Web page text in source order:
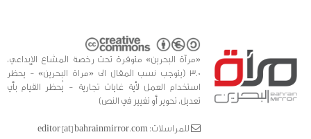
«مرآة البحرين» متوفرة تحت رخصة المشاع الإبداعي،
3.0 (يتوجب نسب المقال الى «مراة البحرين» - يحظر
استخدام العمل لأية غايات تجارية - يُحظر القيام بأي
تعديل، تحوير أو تغيير في النص)
للمراسلات: editor [at] bahrainmirror.com